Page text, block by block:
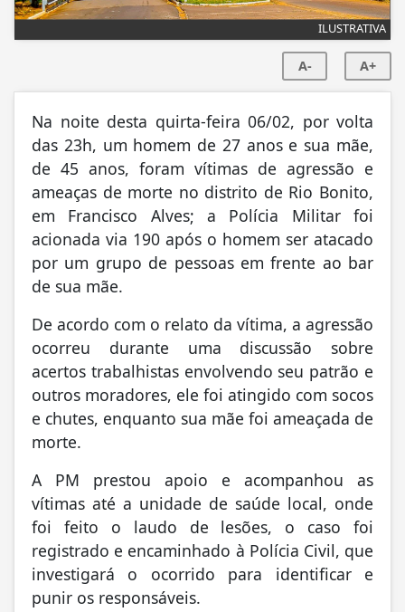
ILUSTRATIVA
A- A+
Na noite desta quirta-feira 06/02, por volta
das 23h, um homem de 27 anos e sua mãe,
de 45 anos, foram vítimas de agressão e
ameaças de morte no distrito de Rio Bonito,
em Francisco Alves; a Polícia Militar foi
acionada via 190 após o homem ser atacado
por um grupo de pessoas em frente ao bar
de sua mãe.
De acordo com o relato da vítima, a agressão
ocorreu durante uma discussão sobre
acertos trabalhistas envolvendo seu patrão e
outros moradores, ele foi atingido com socos
e chutes, enquanto sua mãe foi ameaçada de
morte.
A PM prestou apoio e acompanhou as
vítimas até a unidade de saúde local, onde
foi feito o laudo de lesões, o caso foi
registrado e encaminhado à Polícia Civil, que
investigará o ocorrido para identificar e
punir os responsáveis.